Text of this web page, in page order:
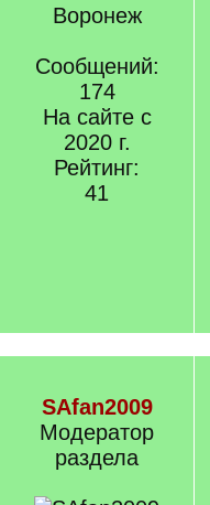
Воронеж
Сообщений:
174
На сайте с
2020 г.
Рейтинг:
41
SAfan2009
Модератор
раздела